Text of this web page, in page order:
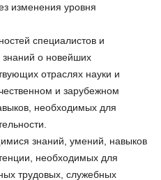
изменения уровня
специалистов и
знаний о новейших
отраслях науки и
и зарубежном
необходимых для
знаний, умений, навыков
необходимых для
трудовых, служебных